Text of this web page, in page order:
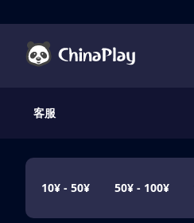
客服
10¥ - 50¥ 50¥ - 100¥